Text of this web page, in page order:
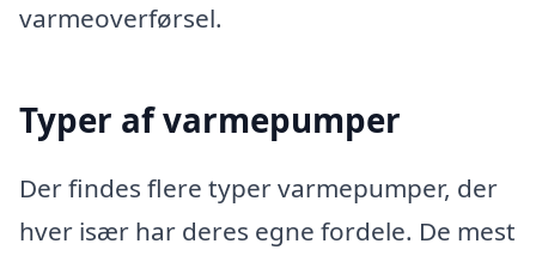
varmeoverførsel.
Typer af varmepumper
Der findes flere typer varmepumper, der
hver især har deres egne fordele. De mest